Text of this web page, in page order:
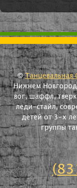
©Танцевальная
Нижнем
вог, шаффл,
леди-стайл,
детей от 3-х
группы